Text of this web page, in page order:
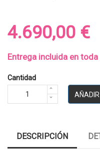
4.690,00 €
Entrega incluida en toda
Cantidad
DESCRIPCIÓN